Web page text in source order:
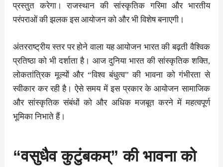
प्रस्तुत करेगा। राजस्थान की सांस्कृतिक गरिमा और भारतीय
परंपराओं की झलक इस आयोजन को और भी विशेष बनाएगी।
अंतरराष्ट्रीय स्तर पर होने वाला यह आयोजन भारत की बढ़ती वैश्विक
प्रतिष्ठा को भी दर्शाता है। आज दुनिया भारत की सांस्कृतिक शक्ति,
लोकतांत्रिक मूल्यों और “विश्व बंधुत्व” की भावना को गंभीरता से
स्वीकार कर रही है। ऐसे समय में इस प्रकार के आयोजन सामाजिक
और सांस्कृतिक संबंधों को और अधिक मजबूत करने में महत्वपूर्ण
भूमिका निभाते हैं।
“वसुधैव कुटुंबकम्” की भावना को